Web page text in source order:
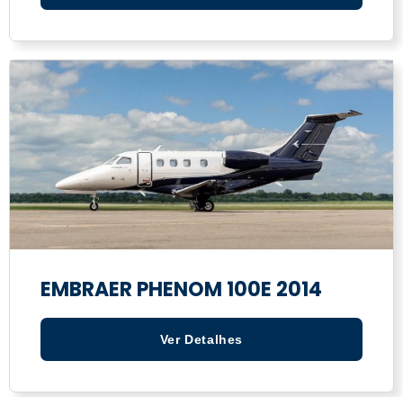
EMBRAER PHENOM 100E 2014
Ver Detalhes